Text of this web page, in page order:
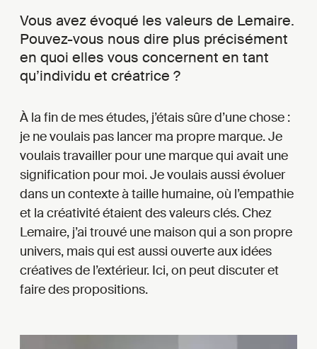
Vous avez évoqué les valeurs de Lemaire.
Pouvez-vous nous dire plus précisément
en quoi elles vous concernent en tant
qu’individu et créatrice ?
À la fin de mes études, j’étais sûre d’une chose :
je ne voulais pas lancer ma propre marque. Je
voulais travailler pour une marque qui avait une
signification pour moi. Je voulais aussi évoluer
dans un contexte à taille humaine, où l’empathie
et la créativité étaient des valeurs clés. Chez
Lemaire, j’ai trouvé une maison qui a son propre
univers, mais qui est aussi ouverte aux idées
créatives de l’extérieur. Ici, on peut discuter et
faire des propositions.